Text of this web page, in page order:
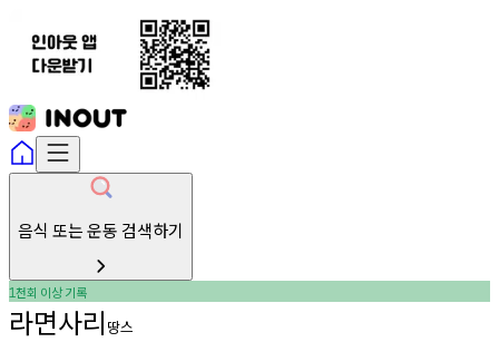
음식 또는 운동 검색하기
1천회 이상기록
라면사리 땅스